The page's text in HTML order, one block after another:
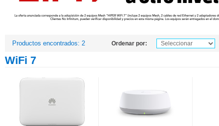
Productos encontrados: 2 Ordenar por:
WiFi 7